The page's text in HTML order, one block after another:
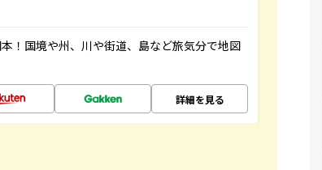
！国境や州、川や街道、島など旅気分で地図
詳細を見る